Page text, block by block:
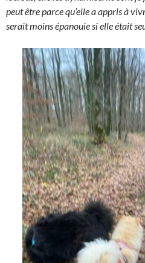
peut être parce qu’elle a appris à
serait moins épanouie si elle était